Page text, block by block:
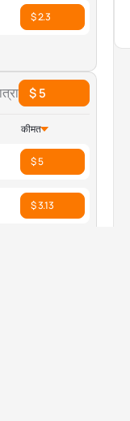
$ 2.3
$ 5
कीमत
$ 5
$ 3.13